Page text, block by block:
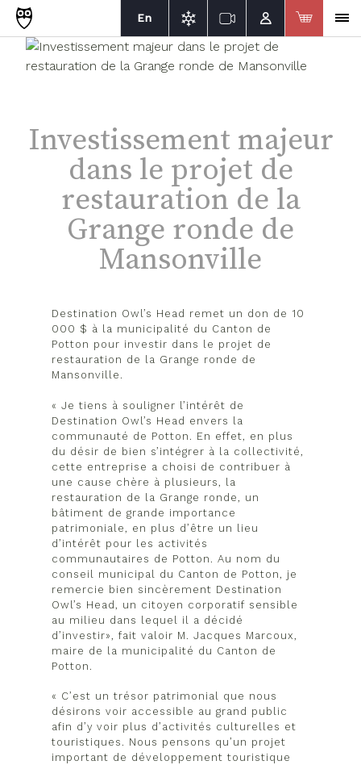
En
Investissement majeur
dans le projet de
restauration de la
Grange ronde de
Mansonville
Destination Owl’s Head remet un don de 10
000 $ à la municipalité du Canton de
Potton pour investir dans le projet de
restauration de la Grange ronde de
Mansonville.
« Je tiens à souligner l’intérêt de
Destination Owl’s Head envers la
communauté de Potton. En effet, en plus
du désir de bien s’intégrer à la collectivité,
cette entreprise a choisi de contribuer à
une cause chère à plusieurs, la
restauration de la Grange ronde, un
bâtiment de grande importance
patrimoniale, en plus d’être un lieu
d’intérêt pour les activités
communautaires de Potton. Au nom du
conseil municipal du Canton de Potton, je
remercie bien sincèrement Destination
Owl’s Head, un citoyen corporatif sensible
au milieu dans lequel il a décidé
d’investir», fait valoir M. Jacques Marcoux,
maire de la municipalité du Canton de
Potton.
« C’est un trésor patrimonial que nous
désirons voir accessible au grand public
afin d’y voir plus d’activités culturelles et
touristiques. Nous pensons qu’un projet
important de développement touristique